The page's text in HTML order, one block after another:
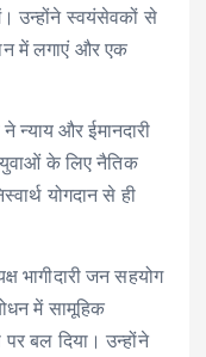
उन्होंने स्वयंसेवकों से
में लगाएं और एक
ने न्याय और ईमानदारी
के लिए नैतिक
योगदान से ही
भागीदारी जन सहयोग
में सामूहिक
पर बल दिया। उन्होंने